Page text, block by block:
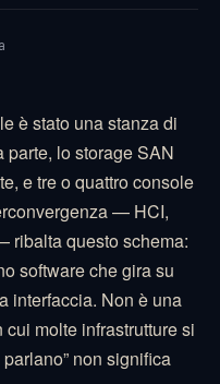
è stato una stanza di
parte, lo storage SAN
e tre o quattro console
— HCI,
ribalta questo schema:
software che gira su
interfaccia. Non è una
molte infrastrutture si
non significa